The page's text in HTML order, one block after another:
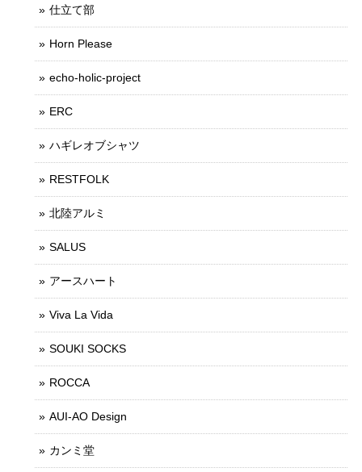
仕立て部
Horn Please
echo-holic-project
ERC
ハギレオブシャツ
RESTFOLK
北陸アルミ
SALUS
アースハート
Viva La Vida
SOUKI SOCKS
ROCCA
AUI-AO Design
カンミ堂